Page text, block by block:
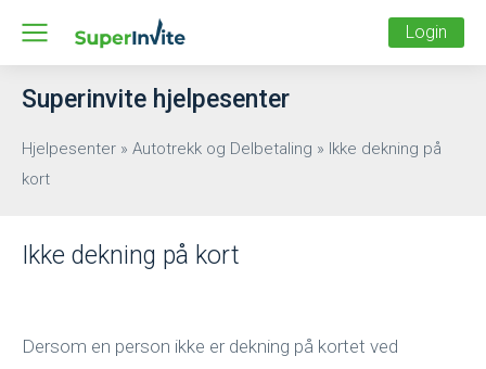
Login
Superinvite hjelpesenter
Hjelpesenter » Autotrekk og Delbetaling » Ikke dekning på
kort
Ikke dekning på kort
Dersom en person ikke er dekning på kortet ved